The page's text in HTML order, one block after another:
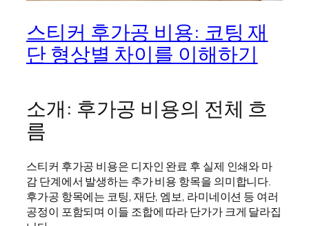
스티커 후가공 비용: 코팅 재
단 형상별 차이를 이해하기
소개: 후가공 비용의 전체 흐
름
스티커 후가공 비용은 디자인 완료 후 실제 인쇄와 마
감 단계에서 발생하는 추가 비용 항목을 의미합니다.
후가공 항목에는 코팅, 재단, 엠보, 라미네이션 등 여러
공정이 포함되며 이들 조합에 따라 단가가 크게 달라집